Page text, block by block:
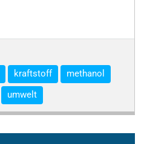
kraftstoff
methanol
umwelt